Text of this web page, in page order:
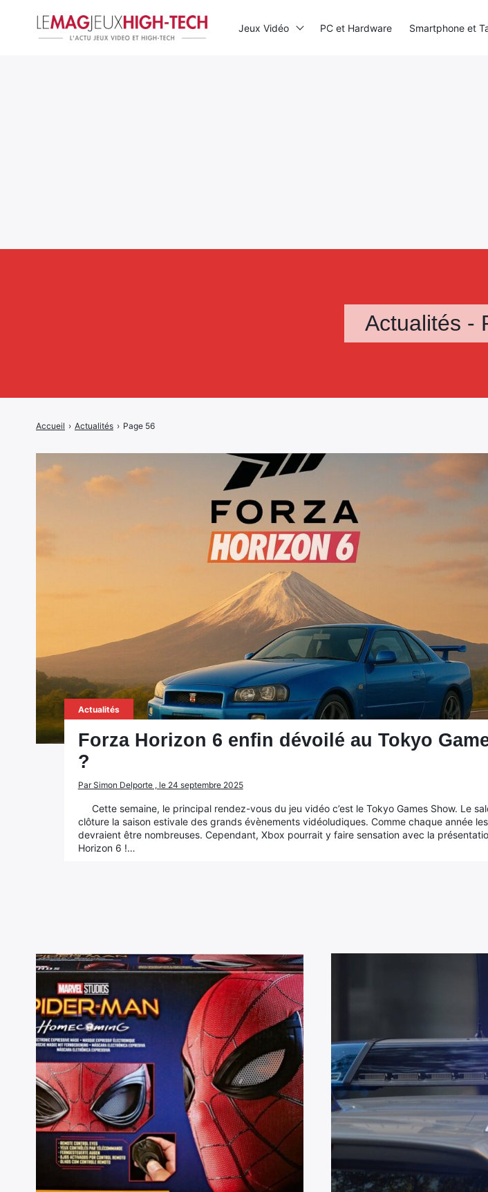
Actualités -
Accueil › Actualités › Page 56
Actualités
Forza Horizon 6 enfin dévoilé au Tokyo
?
Par Simon Delporte , le 24 septembre 2025
Cette semaine, le principal rendez-vous du jeu vidéo c’est le Tokyo Games Show. Le
clôture la saison estivale des grands évènements vidéoludiques. Comme chaque année
devraient être nombreuses. Cependant, Xbox pourrait y faire sensation avec la
Horizon 6 !…
Jeux Vidéo PC et Hardware Smartphone et